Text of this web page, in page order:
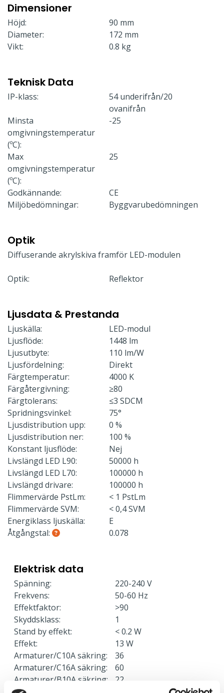
Dimensioner
Höjd:
90 mm
Diameter:
172 mm
Vikt:
0.8 kg
Teknisk Data
IP-klass:
54 underifrån/20
ovanifrån
Minsta
omgivningstemperatur
(ºC):
-25
Max
omgivningstemperatur
(ºC):
25
Godkännande:
CE
Miljöbedömningar:
Byggvarubedömningen
Optik
Diffuserande akrylskiva framför LED-modulen
Optik: Reflektor
Ljusdata & Prestanda
Ljuskälla:
LED-modul
Ljusflöde:
1448 lm
Ljusutbyte:
110 lm/W
Ljusfördelning:
Direkt
Färgtemperatur:
4000 K
Färgåtergivning:
≥80
Färgtolerans:
≤3 SDCM
Spridningsvinkel:
75°
Ljusdistribution upp:
0 %
Ljusdistribution ner:
100 %
Konstant ljusflöde:
Nej
Livslängd LED L90:
50000 h
Livslängd LED L70:
100000 h
Livslängd drivare:
100000 h
Flimmervärde PstLm:
< 1 PstLm
Flimmervärde SVM:
< 0,4 SVM
Energiklass ljuskälla:
E
Åtgångstal:
0.078
Elektrisk data
Spänning:
220-240 V
Frekvens:
50-60 Hz
Effektfaktor:
>90
Skyddsklass:
1
Stand by effekt:
< 0.2 W
Effekt:
13 W
Armaturer/C10A säkring:
36
Armaturer/C16A säkring:
60
Armaturer/B10A säkring:
22